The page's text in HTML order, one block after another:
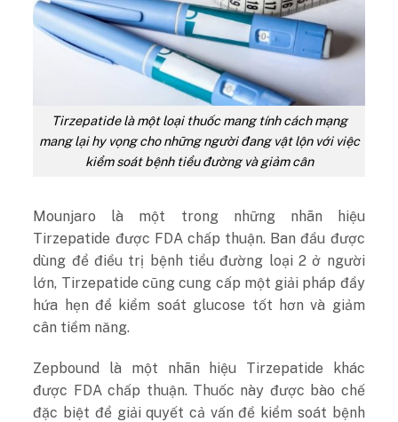
Tirzepatide là một loại thuốc mang tính cách mạng
mang lại hy vọng cho những người đang vật lộn với việc
kiểm soát bệnh tiểu đường và giảm cân
Mounjaro là một trong những nhãn hiệu
Tirzepatide được FDA chấp thuận. Ban đầu được
dùng để điều trị bệnh tiểu đường loại 2 ở người
lớn, Tirzepatide cũng cung cấp một giải pháp đầy
hứa hẹn để kiểm soát glucose tốt hơn và giảm
cân tiềm năng.
Zepbound là một nhãn hiệu Tirzepatide khác
được FDA chấp thuận. Thuốc này được bào chế
đặc biệt để giải quyết cả vấn đề kiểm soát bệnh